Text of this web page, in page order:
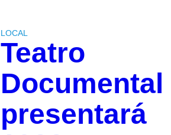
LOCAL
Teatro
Documental
presentará